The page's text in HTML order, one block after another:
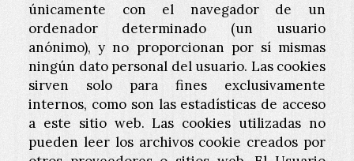
únicamente con el navegador de un
ordenador determinado (un usuario
anónimo), y no proporcionan por sí mismas
ningún dato personal del usuario. Las cookies
sirven solo para fines exclusivamente
internos, como son las estadísticas de acceso
a este sitio web. Las cookies utilizadas no
pueden leer los archivos cookie creados por